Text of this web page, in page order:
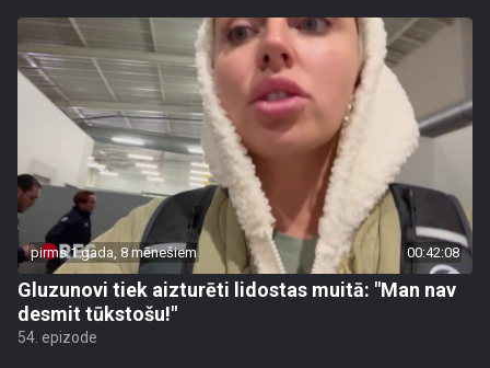
pirms 1 gada, 8 mēnešiem 00:42:08
Gluzunovi tiek aizturēti lidostas muitā: "Man nav
desmit tūkstošu!"
54. epizode